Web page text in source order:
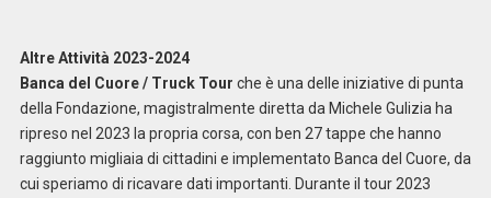
Altre Attività 2023-2024
Banca del Cuore / Truck Tour che è una delle iniziative di punta
della Fondazione, magistralmente diretta da Michele Gulizia ha
ripreso nel 2023 la propria corsa, con ben 27 tappe che hanno
raggiunto migliaia di cittadini e implementato Banca del Cuore, da
cui speriamo di ricavare dati importanti. Durante il tour 2023